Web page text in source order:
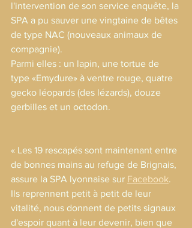
l'intervention de son service enquête, la
SPA a pu sauver une vingtaine de bêtes
de type NAC (nouveaux animaux de
compagnie).
Parmi elles : un lapin, une tortue de
type «Emydure» à ventre rouge, quatre
gecko léopards (des lézards), douze
gerbilles et un octodon.
« Les 19 rescapés sont maintenant entre
de bonnes mains au refuge de Brignais,
assure la SPA lyonnaise sur Facebook.
Ils reprennent petit à petit de leur
vitalité, nous donnent de petits signaux
d'espoir quant à leur devenir, bien que